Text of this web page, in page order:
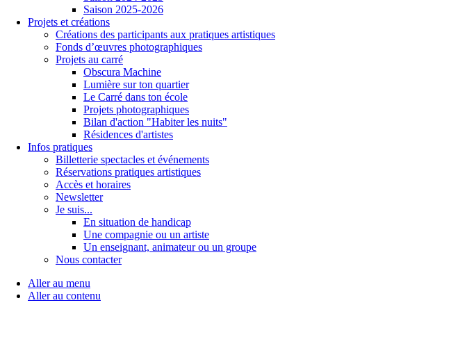
Saison 2025-2026
Projets et créations
Créations des participants aux pratiques artistiques
Fonds d’œuvres photographiques
Projets au carré
Obscura Machine
Lumière sur ton quartier
Le Carré dans ton école
Projets photographiques
Bilan d'action "Habiter les nuits"
Résidences d'artistes
Infos pratiques
Billetterie spectacles et événements
Réservations pratiques artistiques
Accès et horaires
Newsletter
Je suis...
En situation de handicap
Une compagnie ou un artiste
Un enseignant, animateur ou un groupe
Nous contacter
Aller au menu
Aller au contenu